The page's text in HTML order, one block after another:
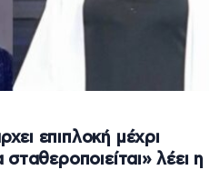
επιπλοκή μέχρι
λέει η